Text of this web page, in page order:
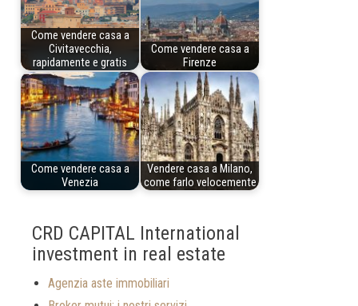
Come vendere casa a
Civitavecchia,
rapidamente e gratis
Come vendere casa a
Firenze
Come vendere casa a
Venezia
Vendere casa a Milano,
come farlo velocemente
CRD CAPITAL International
investment in real estate
Agenzia aste immobiliari